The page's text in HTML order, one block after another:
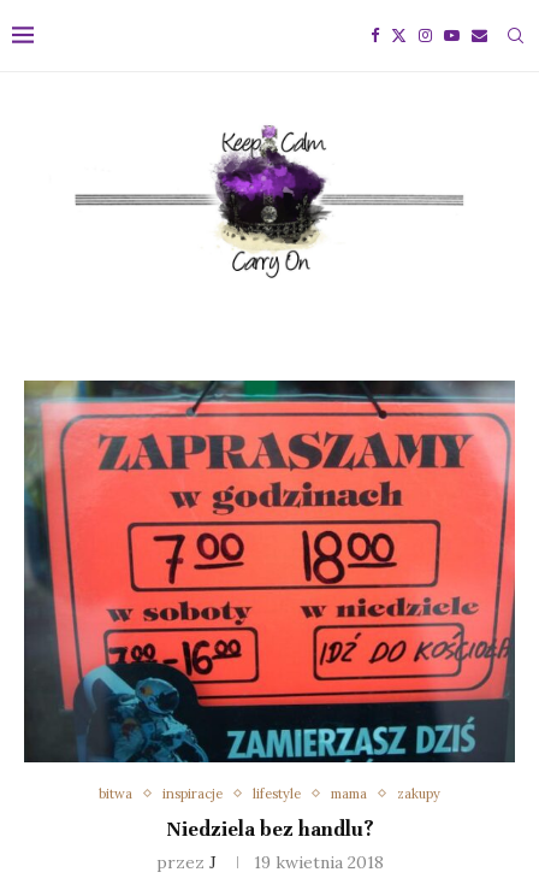
bitwa inspiracje lifestyle mama zakupy
Niedziela bez handlu?
przez J 19 kwietnia 2018